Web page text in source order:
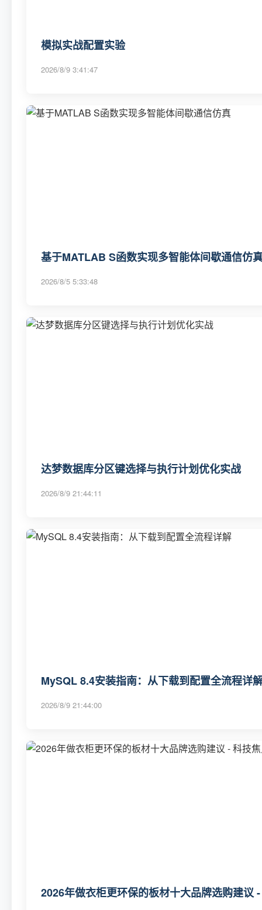
模拟实战配置实验
2026/8/9 3:41:47
基于MATLAB S函数实现多智能体间歇通信仿
2026/8/5 5:33:48
达梦数据库分区键选择与执行计划优化实战
2026/8/9 21:44:11
MySQL 8.4安装指南：从下载到配置全流程详
2026/8/9 21:44:00
2026年做衣柜更环保的板材十大品牌选购建议